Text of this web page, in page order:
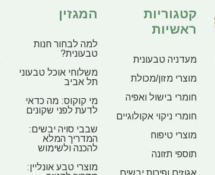
קטגוריות
ראשיות
מעדניה טבעונית
מוצרי מזון/מכולת
חומרי בישול ואפיה
חומרי ניקוי אקולוגיים
מוצרי טיפוח
תוספי תזונה
אגוזים ופירות יבשים
המגזין
למה לבחור חנות
טבעונית?
משלוחי אוכל טבעוני
תל אביב
מי קוקוס: מה כדאי
לדעת לפני שקונים
שבבי סויה יבשים:
המדריך המלא
להכנה ולשימוש
מוצרי טבע אונליין: